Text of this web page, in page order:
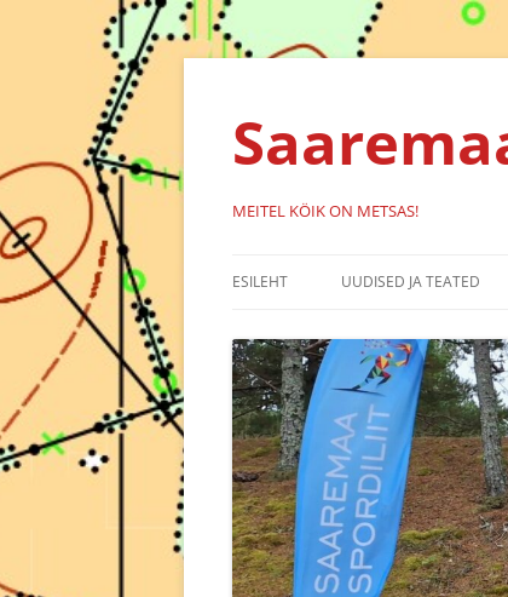
Liigu
MEITEL KÖIK ON METSAS!
ESILEHT UUDISED JA TEATED
SÜNDMUSED